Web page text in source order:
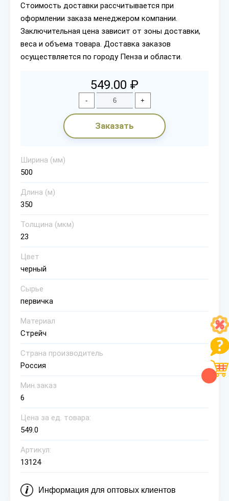
Стоимость доставки рассчитывается при
оформлении заказа менеджером компании.
Заключительная цена зависит от зоны доставки,
веса и объема товара. Доставка заказов
осуществляется по городу Пенза и области.
549.00 ₽
- +
Заказать
Ширина (мм)
500
Длина (м)
350
Толщина (мкм)
23
Цвет
черный
Сырье
первичка
Материал
Стрейч
Страна производитель
Россия
Мин.заказ
6
Цена за ед. товара:
549.0
Артикул:
13124
Информация для оптовых клиентов